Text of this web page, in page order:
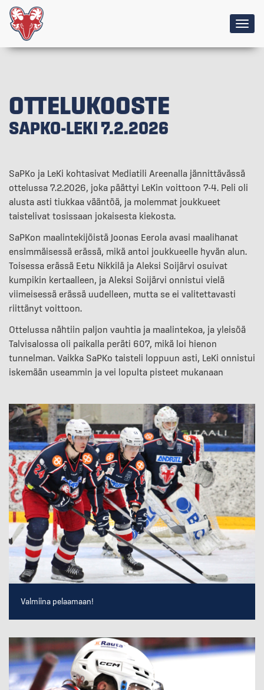
OTTELUKOOSTE
SAPKO-LEKI 7.2.2026
SaPKo ja LeKi kohtasivat Mediatili Areenalla jännittävässä
ottelussa 7.2.2026, joka päättyi LeKin voittoon 7-4. Peli oli
alusta asti tiukkaa vääntöä, ja molemmat joukkueet
taistelivat tosissaan jokaisesta kiekosta.
SaPKon maalintekijöistä Joonas Eerola avasi maalihanat
ensimmäisessä erässä, mikä antoi joukkueelle hyvän alun.
Toisessa erässä Eetu Nikkilä ja Aleksi Soijärvi osuivat
kumpikin kertaalleen, ja Aleksi Soijärvi onnistui vielä
viimeisessä erässä uudelleen, mutta se ei valitettavasti
riittänyt voittoon.
Ottelussa nähtiin paljon vauhtia ja maalintekoa, ja yleisöä
Talvisalossa oli paikalla peräti 607, mikä loi hienon
tunnelman. Vaikka SaPKo taisteli loppuun asti, LeKi onnistui
iskemään useammin ja vei lopulta pisteet mukanaan
Valmiina pelaamaan!